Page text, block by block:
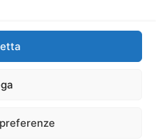
Cooperativa a r.l. è
di Comunicazione al
srl–info@ladigitale.it